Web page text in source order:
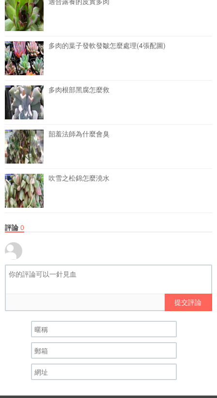
多肉的葉子發軟發皺怎麼處理(4張配圖)
多肉根部黑腐怎麼救
韶羞法師為什麼會臭
吹雪之松錦怎麼澆水
評論 0
提交評論